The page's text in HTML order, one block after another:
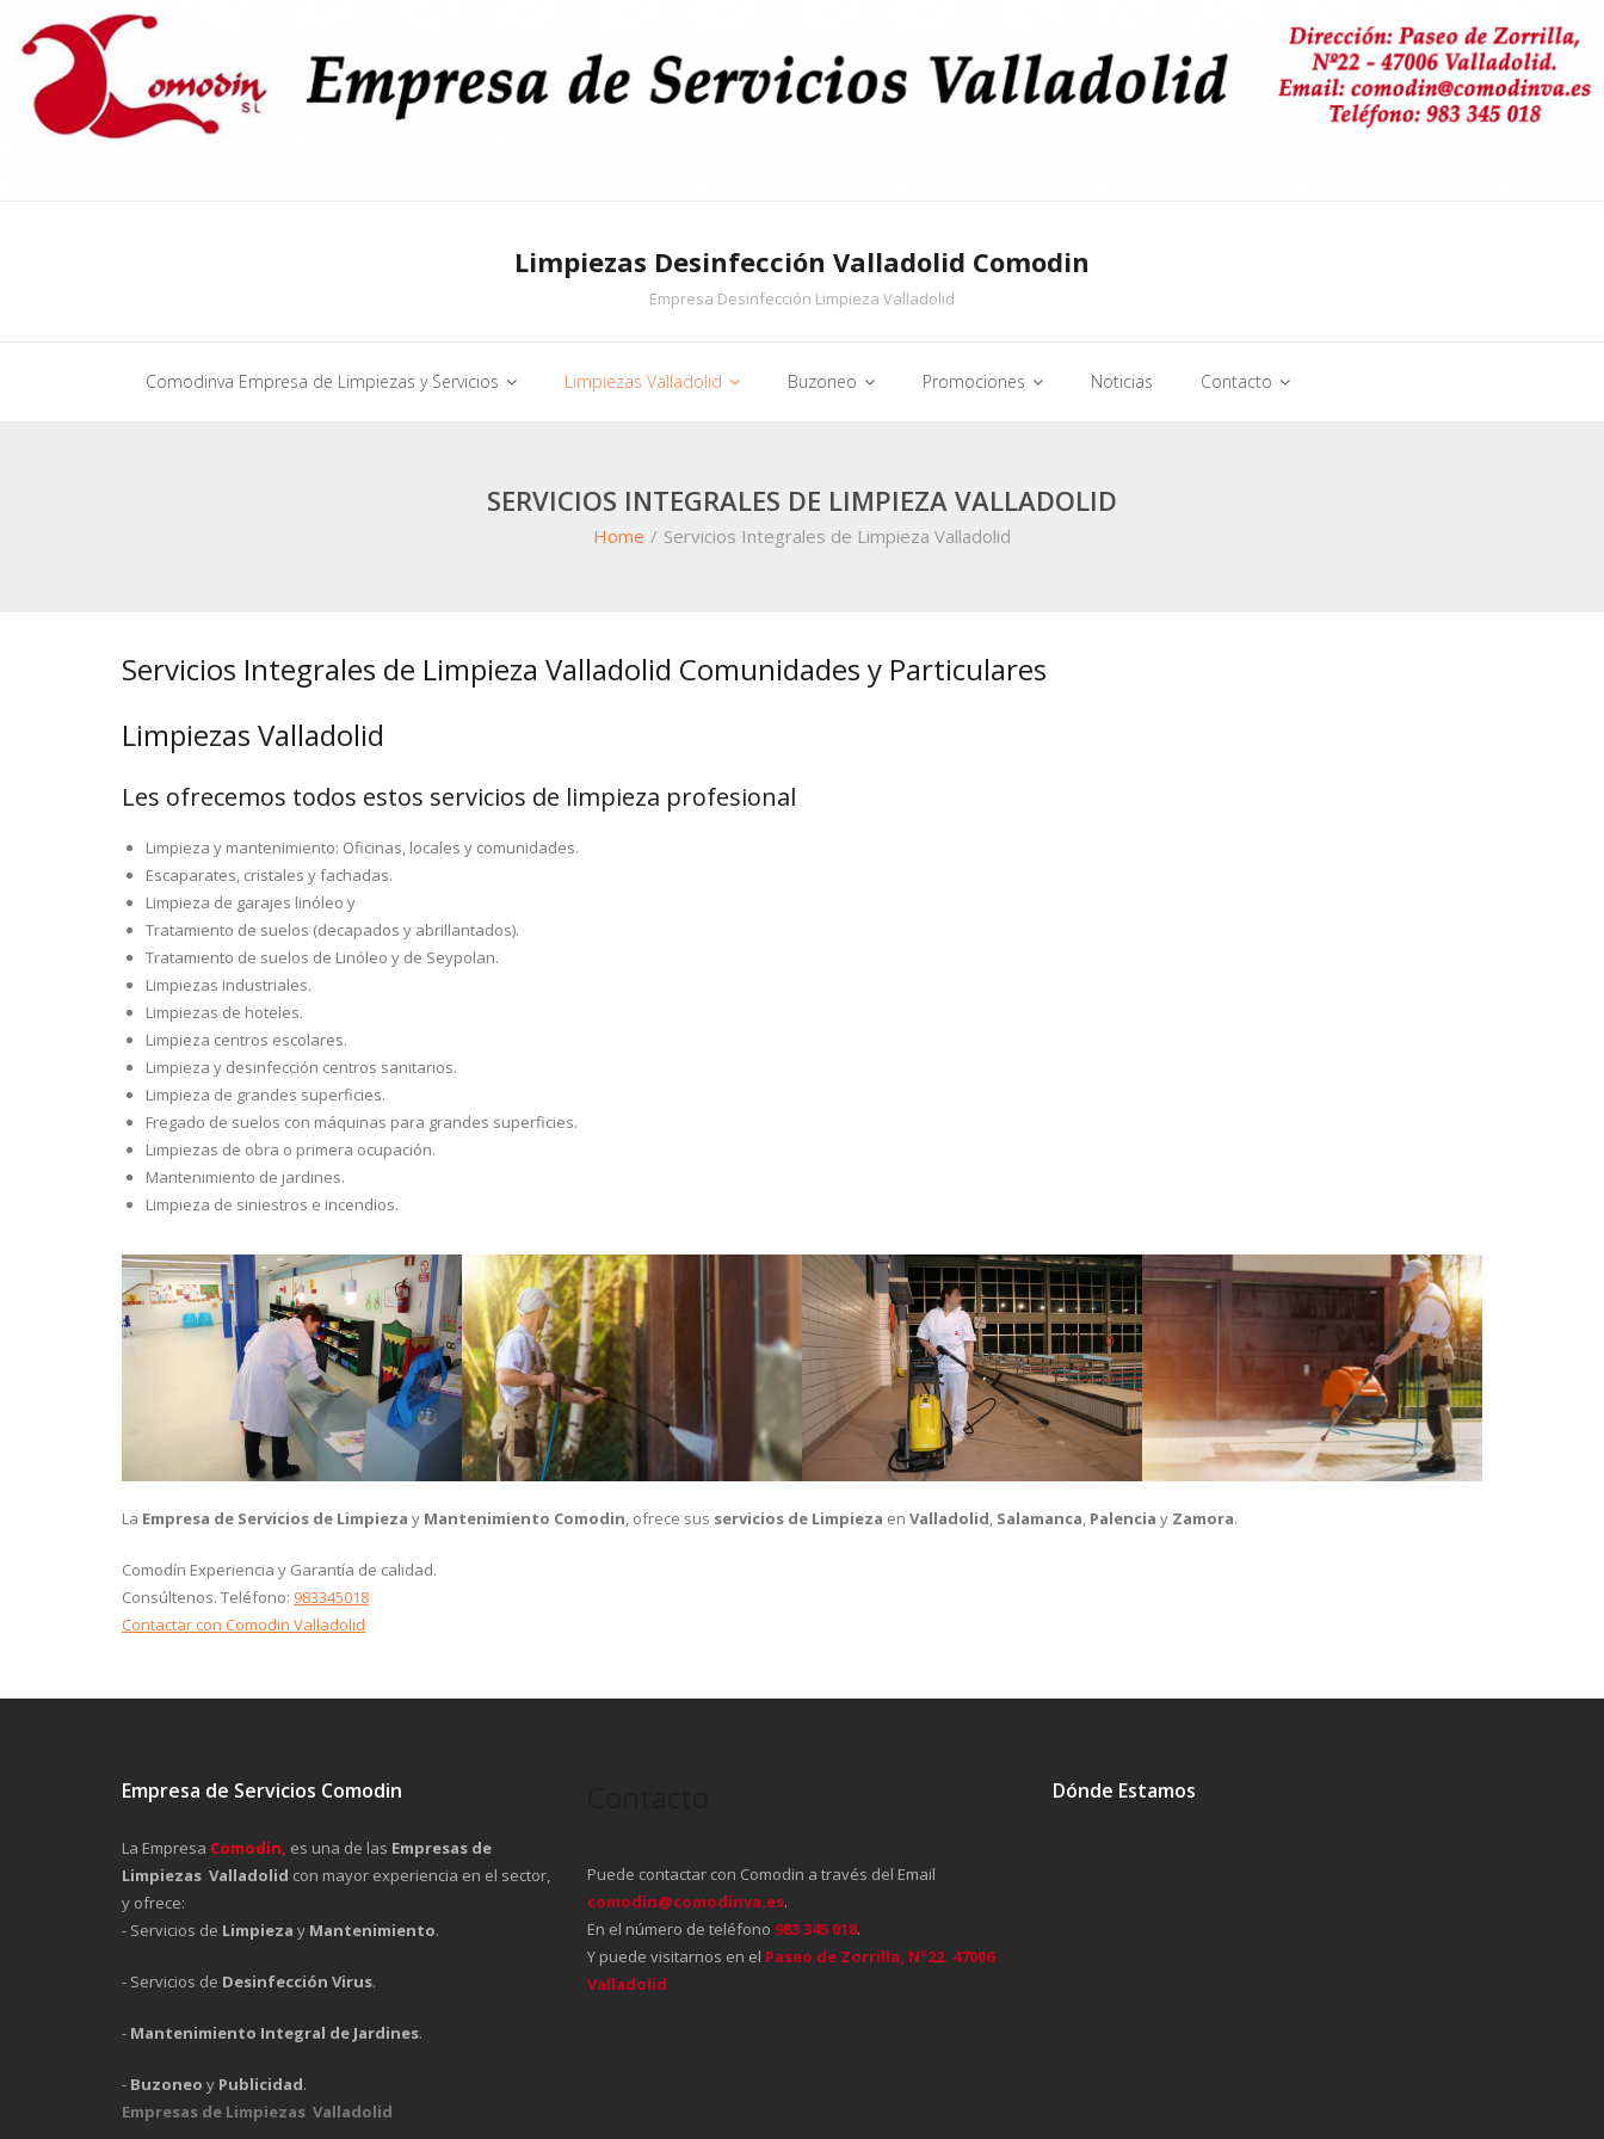
Limpiezas Desinfección Valladolid Comodin
Empresa Desinfección Limpieza Valladolid
Comodinva Empresa de Limpiezas y Servicios Limpiezas Valladolid Buzoneo Promociones Noticias Contacto
SERVICIOS INTEGRALES DE LIMPIEZA VALLADOLID
Home / Servicios Integrales de Limpieza Valladolid
Servicios Integrales de Limpieza Valladolid Comunidades y Particulares
Limpiezas Valladolid
Les ofrecemos todos estos servicios de limpieza profesional
Limpieza y mantenimiento: Oficinas, locales y comunidades.
Escaparates, cristales y fachadas.
Limpieza de garajes linóleo y
Tratamiento de suelos (decapados y abrillantados).
Tratamiento de suelos de Linóleo y de Seypolan.
Limpiezas industriales.
Limpiezas de hoteles.
Limpieza centros escolares.
Limpieza y desinfección centros sanitarios.
Limpieza de grandes superficies.
Fregado de suelos con máquinas para grandes superficies.
Limpiezas de obra o primera ocupación.
Mantenimiento de jardines.
Limpieza de siniestros e incendios.
La Empresa de Servicios de Limpieza y Mantenimiento Comodin, ofrece sus servicios de Limpieza en Valladolid, Salamanca, Palencia y Zamora.
Comodín Experiencia y Garantía de calidad.
Consúltenos. Teléfono: 983345018
Contactar con Comodin Valladolid
Empresa de Servicios Comodin
La Empresa Comodin, es una de las Empresas de
Limpiezas Valladolid con mayor experiencia en el sector,
y ofrece:
- Servicios de Limpieza y Mantenimiento.
- Servicios de Desinfección Virus.
- Mantenimiento Integral de Jardines.
- Buzoneo y Publicidad.
Empresas de Limpiezas Valladolid
Puede contactar con Comodin a través del Email
comodin@comodinva.es.
En el número de teléfono 983 345 018.
Y puede visitarnos en el Paseo de Zorrilla, Nº22. 47006
Valladolid
Dónde Estamos